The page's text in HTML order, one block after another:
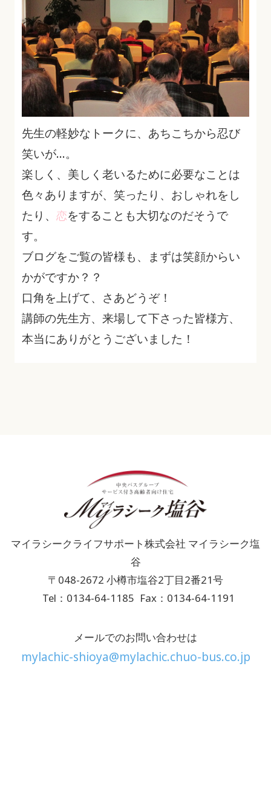
先生の軽妙なトークに、あちこちから忍び
笑いが…。
楽しく、美しく老いるために必要なことは
色々ありますが、笑ったり、おしゃれをし
たり、 恋をすることも大切なのだそうで
す。
ブログをご覧の皆様も、まずは笑顔からい
かがですか？？
口角を上げて、さあどうぞ！
講師の先生方、来場して下さった皆様方、
本当にありがとうございました！
マイラシークライフサポート株式会社 マイラシーク塩
谷
〒048-2672 小樽市塩谷2丁目2番21号
Tel：0134-64-1185 Fax：0134-64-1191
メールでのお問い合わせは
mylachic-shioya@mylachic.chuo-bus.co.jp